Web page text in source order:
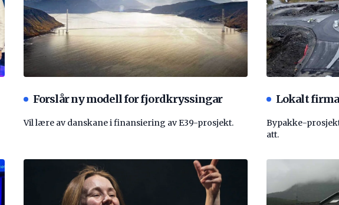
Forslår ny modell for fjordkryssingar
Vil lære av danskane i finansiering av E39-prosjekt.
Lokalt
Bypakke-
att.